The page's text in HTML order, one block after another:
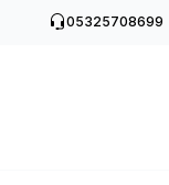
05325708699